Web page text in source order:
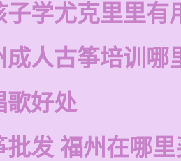
子学尤克里里有
成人古筝培训哪
歌好处
批发 福州在哪